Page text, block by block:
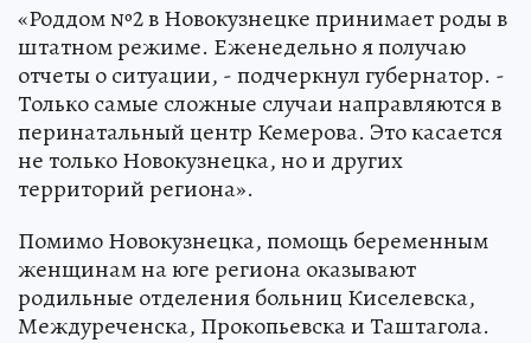
«Роддом №2 в Новокузнецке принимает роды в
штатном режиме. Еженедельно я получаю
отчеты о ситуации, - подчеркнул губернатор. -
Только самые сложные случаи направляются в
перинатальный центр Кемерова. Это касается
не только Новокузнецка, но и других
территорий региона».
Помимо Новокузнецка, помощь беременным
женщинам на юге региона оказывают
родильные отделения больниц Киселевска,
Междуреченска, Прокопьевска и Таштагола.